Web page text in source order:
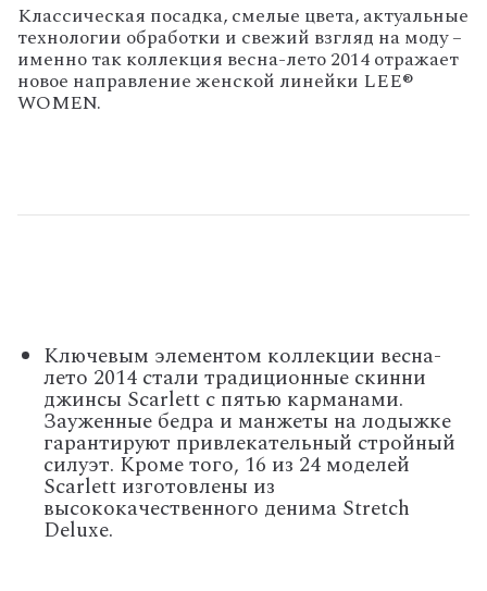
Классическая посадка, смелые цвета, актуальные
технологии обработки и свежий взгляд на моду –
именно так коллекция весна-лето 2014 отражает
новое направление женской линейки LEE®
WOMEN.
Ключевым элементом коллекции весна-
лето 2014 стали традиционные скинни
джинсы Scarlett с пятью карманами.
Зауженные бедра и манжеты на лодыжке
гарантируют привлекательный стройный
силуэт. Кроме того, 16 из 24 моделей
Scarlett изготовлены из
высококачественного денима Stretch
Deluxe.